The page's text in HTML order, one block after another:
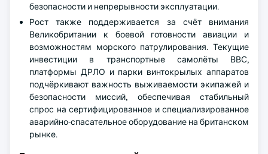
безопасности и непрерывности эксплуатации.
Рост также поддерживается за счёт внимания
Великобритании к боевой готовности авиации и
возможностям морского патрулирования. Текущие
инвестиции в транспортные самолёты ВВС,
платформы ДРЛО и парки винтокрылых аппаратов
подчёркивают важность выживаемости экипажей и
безопасности миссий, обеспечивая стабильный
спрос на сертифицированное и специализированное
аварийно-спасательное оборудование на британском
рынке.